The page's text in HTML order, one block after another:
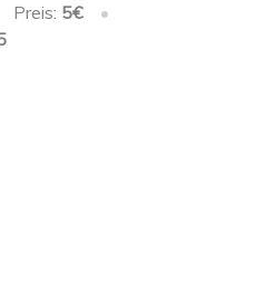
Preis: 5€
•